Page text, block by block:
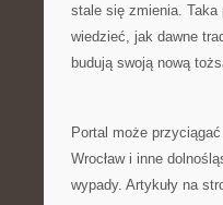
stale się zmienia.
wiedzieć, jak dawne
budują swoją nową
Portal może
Wrocław i inne
wypady. Artykuły na